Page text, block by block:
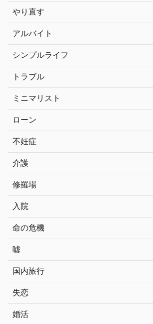
やり直す
アルバイト
シンプルライフ
トラブル
ミニマリスト
ローン
不妊症
介護
修羅場
入院
命の危機
嘘
国内旅行
失恋
婚活